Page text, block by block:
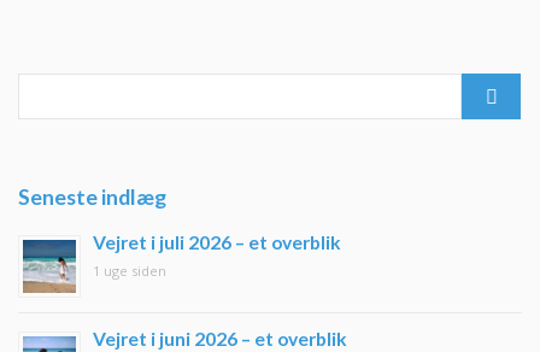
Seneste indlæg
Vejret i juli 2026 – et overblik
1 uge siden
Vejret i juni 2026 – et overblik